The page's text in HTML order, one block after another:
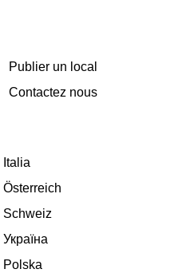
Publier un local
Contactez nous
Italia
Österreich
Schweiz
Україна
Polska